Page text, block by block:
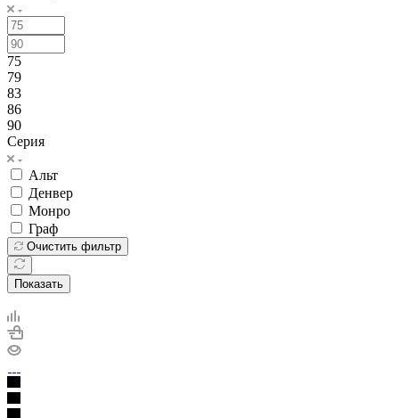
75
79
83
86
90
Серия
Альт
Денвер
Монро
Граф
Очистить фильтр
Показать